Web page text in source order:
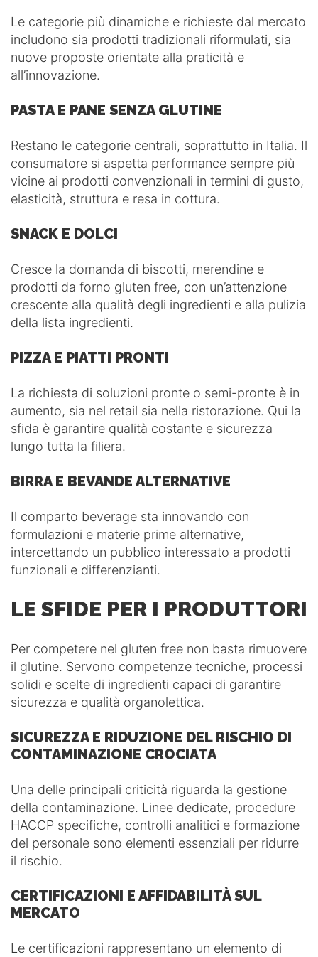
Le categorie più dinamiche e richieste dal mercato
includono sia prodotti tradizionali riformulati, sia
nuove proposte orientate alla praticità e
all’innovazione.
PASTA E PANE SENZA GLUTINE
Restano le categorie centrali, soprattutto in Italia. Il
consumatore si aspetta performance sempre più
vicine ai prodotti convenzionali in termini di gusto,
elasticità, struttura e resa in cottura.
SNACK E DOLCI
Cresce la domanda di biscotti, merendine e
prodotti da forno gluten free, con un’attenzione
crescente alla qualità degli ingredienti e alla pulizia
della lista ingredienti.
PIZZA E PIATTI PRONTI
La richiesta di soluzioni pronte o semi-pronte è in
aumento, sia nel retail sia nella ristorazione. Qui la
sfida è garantire qualità costante e sicurezza
lungo tutta la filiera.
BIRRA E BEVANDE ALTERNATIVE
Il comparto beverage sta innovando con
formulazioni e materie prime alternative,
intercettando un pubblico interessato a prodotti
funzionali e differenzianti.
LE SFIDE PER I PRODUTTORI
Per competere nel gluten free non basta rimuovere
il glutine. Servono competenze tecniche, processi
solidi e scelte di ingredienti capaci di garantire
sicurezza e qualità organolettica.
SICUREZZA E RIDUZIONE DEL RISCHIO DI
CONTAMINAZIONE CROCIATA
Una delle principali criticità riguarda la gestione
della contaminazione. Linee dedicate, procedure
HACCP specifiche, controlli analitici e formazione
del personale sono elementi essenziali per ridurre
il rischio.
CERTIFICAZIONI E AFFIDABILITÀ SUL
MERCATO
Le certificazioni rappresentano un elemento di